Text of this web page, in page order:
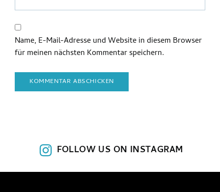
Name, E-Mail-Adresse und Website in diesem Browser
für meinen nächsten Kommentar speichern.
FOLLOW US ON INSTAGRAM